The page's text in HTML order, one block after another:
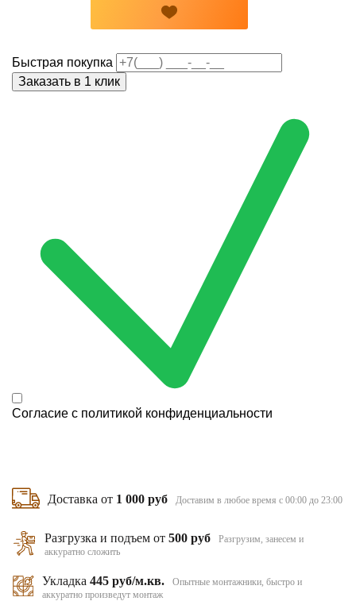
Быстрая покупка
Согласие с политикой конфиденциальности
Доставка от 1 000 руб Доставим в любое время с 00:00 до 23:00
Разгрузка и подъем от500 руб
Разгрузим, занесем и
аккуратно сложить
Укладка 445 руб/м.кв.
Опытные монтажники, быстро и
аккуратно произведут монтаж